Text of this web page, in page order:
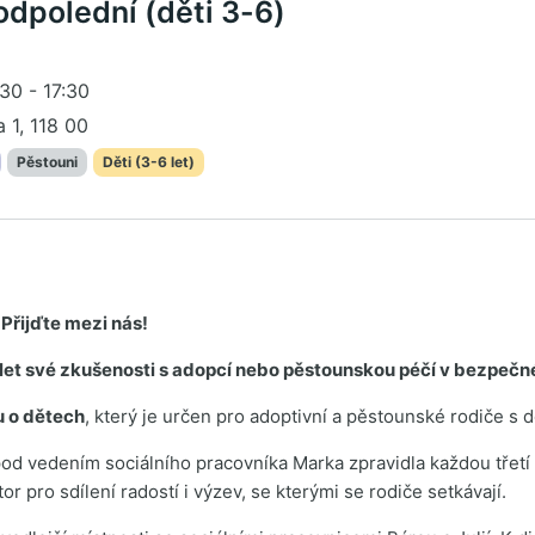
(děti 3-6)
- 17:30
1, 118 00
Pěstouni Děti (3-6 let)
mezi nás!
své zkušenosti s adopcí nebo pěstounskou péčí v
o dětech, který je určen pro adoptivní a pěstounské rodiče s
vedením sociálního pracovníka Marka zpravidla každou
pro sdílení radostí i výzev, se kterými se rodiče setkávají.